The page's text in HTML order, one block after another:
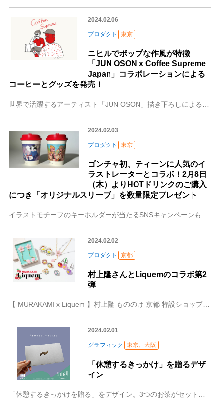
2024.02.06
プロダクト 東京
ニヒルでポップな作風が特徴
「JUN OSON x Coffee Supreme
Japan」コラボレーションによる
コーヒーとグッズを発売！
2024.02.03
プロダクト 東京
ゴンチャ初、ティーンに人気のイ
ラストレーターとコラボ！2月8日
（木）よりHOTドリンクのご購入
につき「オリジナルスリーブ」を数量限定プレゼント
2024.02.02
プロダクト 京都
村上隆さんとLiquemのコラボ第2
弾
【 MURAKAMI x Liquem 】村上隆 もののけ 京都 特設ショップで発売 2024年2月3日から9月1日まで京都市京セラ美術館で開催されます村上隆
2024.02.01
グラフィック 東京、大阪
「休憩するきっかけ」を贈るデザ
イン